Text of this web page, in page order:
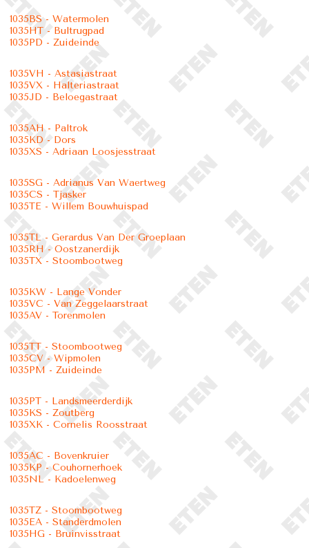
1035BS - Watermolen
1035HT - Bultrugpad
1035PD - Zuideinde
1035VH - Astasiastraat
1035VX - Halteriastraat
1035JD - Beloegastraat
1035AH - Paltrok
1035KD - Dors
1035XS - Adriaan Loosjesstraat
1035SG - Adrianus Van Waertweg
1035CS - Tjasker
1035TE - Willem Bouwhuispad
1035TL - Gerardus Van Der Groeplaan
1035RH - Oostzanerdijk
1035TX - Stoombootweg
1035KW - Lange Vonder
1035VC - Van Zeggelaarstraat
1035AV - Torenmolen
1035TT - Stoombootweg
1035CV - Wipmolen
1035PM - Zuideinde
1035PT - Landsmeerderdijk
1035KS - Zoutberg
1035XK - Cornelis Roosstraat
1035AC - Bovenkruier
1035KP - Couhornerhoek
1035NL - Kadoelenweg
1035TZ - Stoombootweg
1035EA - Standerdmolen
1035HG - Bruinvisstraat